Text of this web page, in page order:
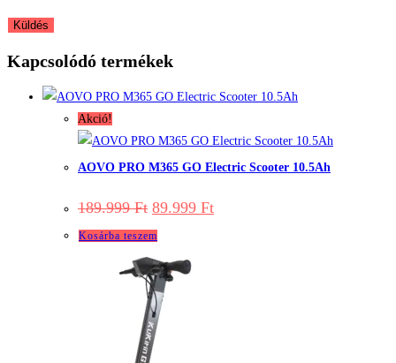
Kapcsolódó termékek
Akció!
AOVO PRO M365 GO Electric Scooter 10.5Ah
189.999Ft Original
was:
89.999 FtCurrent
Kosárba teszem